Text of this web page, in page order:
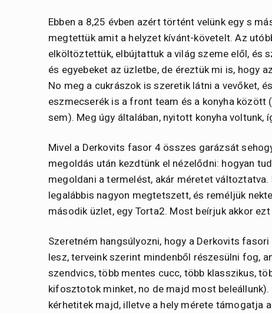
Ebben a 8,25 évben azért történt velünk egy s
megtettük amit a helyzet kívánt-követelt. Az
elköltöztettük, elbújtattuk a világ szeme elől,
és egyebeket az üzletbe, de éreztük mi is, hogy
No meg a cukrászok is szeretik látni a vevőket,
eszmecserék is a front team és a konyha
sem). Meg úgy általában, nyitott konyha voltunk,
Mivel a Derkovits fasor 4 összes garázsát
megoldás után kezdtünk el nézelődni: hogyan
megoldani a termelést, akár méretet
legalábbis nagyon megtetszett, és reméljük
második üzlet, egy Torta2. Most beírjuk akkor ezt
Szeretném hangsúlyozni, hogy a Derkovits
lesz, terveink szerint mindenből részesülni fog,
szendvics, több mentes cucc, több klasszikus,
kifosztotok minket, no de majd most
kérhetitek majd, illetve a hely mérete támogatja